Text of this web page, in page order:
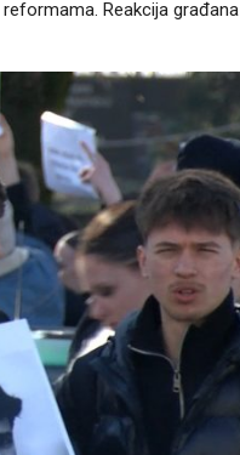
Reakcija građana